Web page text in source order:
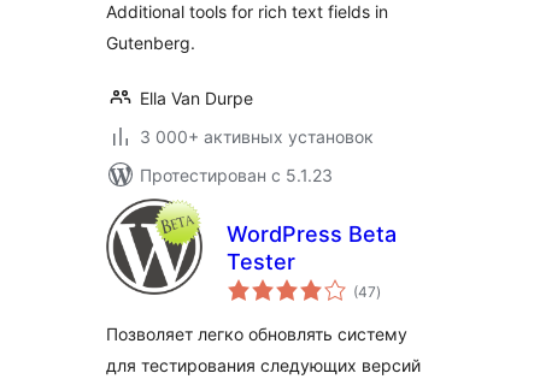
Additional tools for rich text fields in
Gutenberg.
Ella Van Durpe
3 000+ активных установок
Протестирован с 5.1.23
WordPress Beta
Tester
(47общий
рейтинг
)
Позволяет легко обновлять систему
для тестирования следующих версий